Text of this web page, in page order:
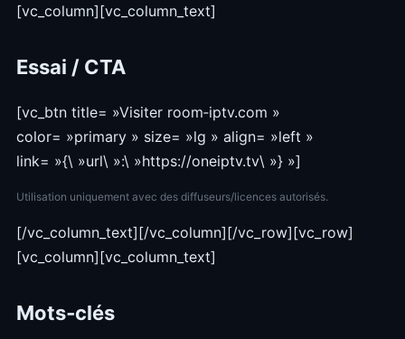
[vc_column][vc_column_text]
Essai / CTA
[vc_btn title= »Visiter room‑iptv.com »
color= »primary » size= »lg » align= »left »
link= »{\ »url\ »:\ »https://oneiptv.tv\ »} »]
Utilisation uniquement avec des diffuseurs/licences autorisés.
[/vc_column_text][/vc_column][/vc_row][vc_row]
[vc_column][vc_column_text]
Mots‑clés